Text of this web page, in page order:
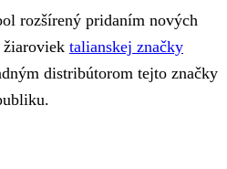
rozšírený pridaním nových
žiaroviek talianskej značky
distribútorom tejto značky